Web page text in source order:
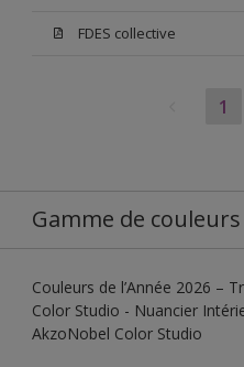
FDES collective
1
Gamme de couleurs
Couleurs de l’Année 2026 –
Color Studio - Nuancier
AkzoNobel Color Studio